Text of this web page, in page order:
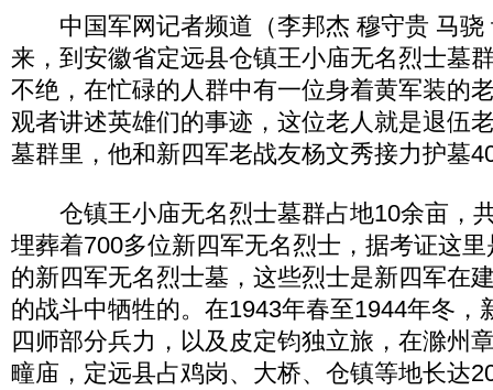
中国军网记者频道（李邦杰 穆守贵 马骁
来，到安徽省定远县仓镇王小庙无名烈士墓
不绝，在忙碌的人群中有一位身着黄军装的
观者讲述英雄们的事迹，这位老人就是退伍
墓群里，他和新四军老战友杨文秀接力护墓
仓镇王小庙无名烈士墓群占地10余亩，
埋葬着700多位新四军无名烈士，据考证这
的新四军无名烈士墓，这些烈士是新四军在
的战斗中牺牲的。在1943年春至1944年冬，
四师部分兵力，以及皮定钧独立旅，在滁州
疃庙，定远县占鸡岗、大桥、仓镇等地长达